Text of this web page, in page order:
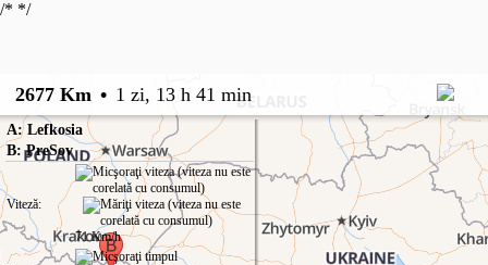
/* */
2677 Km • 1 zi, 13 h 41 min
A: Lefkosia
B: PreSov
Viteză:
71 Km/h